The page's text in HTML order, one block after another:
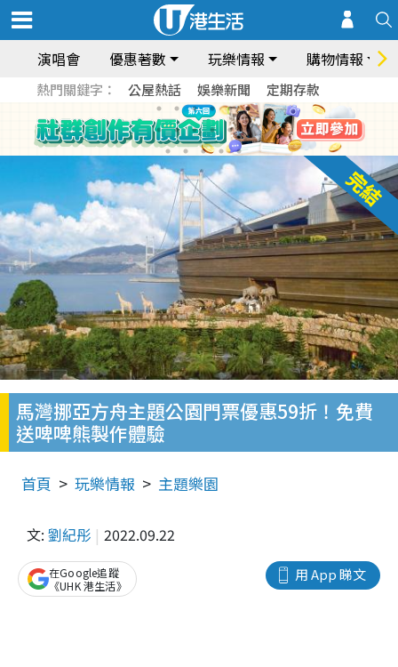
演唱會 優惠著數 玩樂情報 購物情報
熱門關鍵字： 公屋熱話 娛樂新聞 定期存款
馬灣挪亞方舟主題公園門票優惠59折！免費
送啤啤熊製作體驗
首頁 玩樂情報 主題樂園
文: 劉紀彤 2022.09.22
用 App 睇文
在Google追蹤
《UHK 港生活》